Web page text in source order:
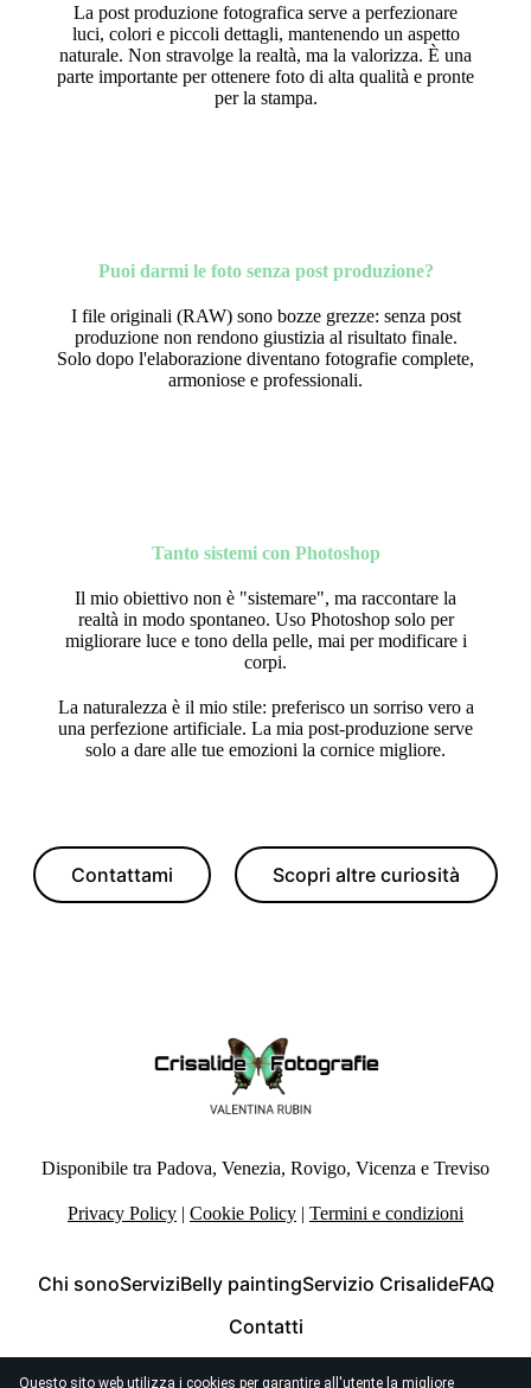
Questo sito web utilizza i cookies per garantire all'utente la migliore
La post produzione fotografica serve a perfezionare
luci, colori e piccoli dettagli, mantenendo un aspetto
naturale. Non stravolge la realtà, ma la valorizza. È una
parte importante per ottenere foto di alta qualità e pronte
per la stampa.
Puoi darmi le foto senza post produzione?
I file originali (RAW) sono bozze grezze: senza post
produzione non rendono giustizia al risultato finale.
Solo dopo l'elaborazione diventano fotografie complete,
armoniose e professionali.
Tanto sistemi con Photoshop
Il mio obiettivo non è "sistemare", ma raccontare la
realtà in modo spontaneo. Uso Photoshop solo per
migliorare luce e tono della pelle, mai per modificare i
corpi.
La naturalezza è il mio stile: preferisco un sorriso vero a
una perfezione artificiale. La mia post-produzione serve
solo a dare alle tue emozioni la cornice migliore.
Contattami Scopri altre curiosità
Disponibile tra Padova, Venezia, Rovigo, Vicenza e Treviso
Privacy Policy | Cookie Policy | Termini e condizioni
Chi sonoServiziBelly paintingServizio CrisalideFAQ
Contatti